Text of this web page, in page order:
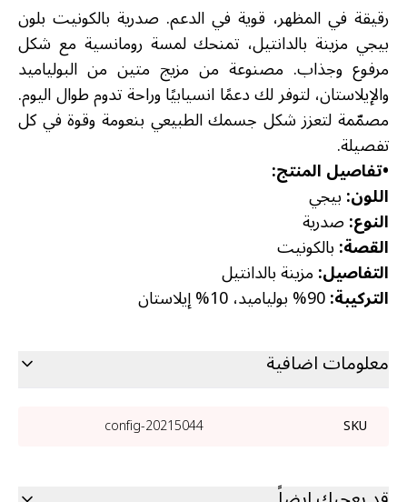
رقيقة في المظهر، قوية في الدعم. صدرية بالكونيت بلون
بيجي مزينة بالدانتيل، تمنحك لمسة رومانسية مع شكل
مرفوع وجذاب. مصنوعة من مزيج متين من البولياميد
والإيلاستان، لتوفر لك دعمًا انسيابيًا وراحة تدوم طوال اليوم.
مصمّمة لتعزز شكل جسمك الطبيعي بنعومة وقوة في كل
تفصيلة.
•تفاصيل المنتج:
اللون:بيجي
النوع:صدرية
القصة:بالكونيت
التفاصيل:مزينة بالدانتيل
التركيبة:
معلومات اضافية
SKU
20215044-config